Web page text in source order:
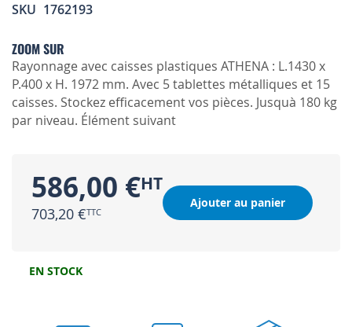
of
images
gallery
SKU 1762193
ZOOM SUR
Rayonnage avec caisses plastiques ATHENA : L.1430 x
P.400 x H. 1972 mm. Avec 5 tablettes métalliques et 15
caisses. Stockez efficacement vos pièces. Jusquà 180 kg
par niveau. Élément suivant
586,00 €
703,20 €
Ajouter au panier
EN STOCK